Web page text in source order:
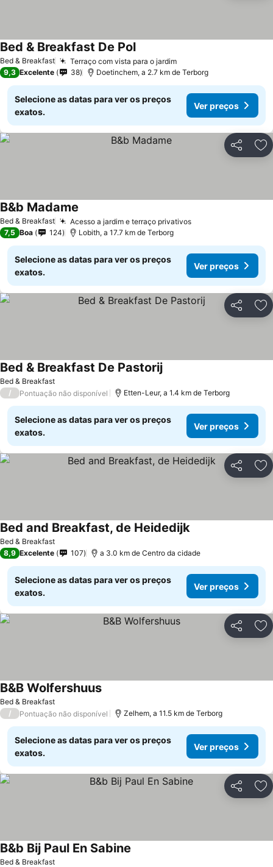
Bed & Breakfast Terraço com vista para o jardimVer preços
Bed & Breakfast De PolVer preços
9,3 Excelente 38 Doetinchem, a 2.7 km de Terborg
Selecione as datas para ver os preços
exatos.
Ver preços
Partilhar
Bed & Breakfast Acesso a jardim e terraço privativosVer preços
B&b Madame
7,5 Boa 124 Lobith, a 17.7 km de Terborg
Selecione as datas para ver os preços
exatos.
Ver preços
Partilhar
Bed & Breakfast
Bed & Breakfast De PastorijVer preços
/ Pontuação não disponível Etten-Leur, a 1.4 km de Terborg
Selecione as datas para ver os preços
exatos.
Ver preços
Partilhar
Bed & Breakfast
Bed and Breakfast, de HeidedijkVer preços
8,9 Excelente 107 a 3.0 km de Centro da cidade
Selecione as datas para ver os preços
exatos.
Ver preços
Partilhar
Bed & Breakfast
B&B WolfershuusVer preços
/ Pontuação não disponível Zelhem, a 11.5 km de Terborg
Selecione as datas para ver os preços
exatos.
Ver preços
Partilhar
Bed & Breakfast
B&b Bij Paul En Sabine